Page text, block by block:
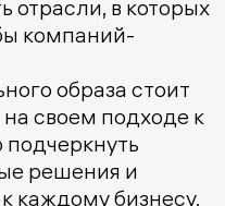
отрасли, в которых
компаний-
образа стоит
своем подходе к
решения и
каждому бизнесу.